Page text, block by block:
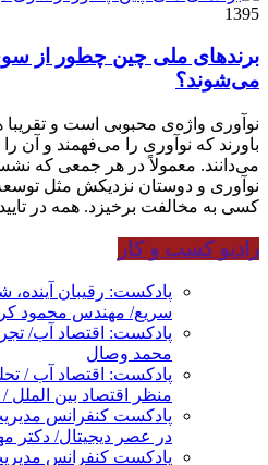
1395
برندهای ملی چین چطور از
می‌شوند؟
نوآوری واژه‌ی محبوبی است و تقریبا
باورند که نوآوری را می‌فهمند و
می‌دانند. معمولاً در هر جمعی که
نوآوری و دوستان نزدیکش مثل
کسی به مخالفت برخیزد. همه در
رادیو کسب و کار
پادکست: رقیبان
سریع/ مهندس محمود
پادکست: اقتصاد آب/
محمد وصال
پادکست: اقتصاد آب /
منظر اقتصاد بین
پادکست کنفرانس
در عصر دیجیتال/ دکتر
پادکست کنفرانس